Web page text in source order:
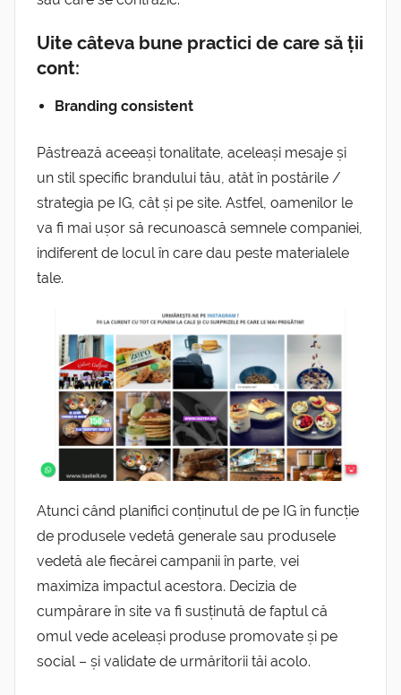
Uite câteva bune practici de care să ții
cont:
Branding consistent
Păstrează aceeași tonalitate, aceleași mesaje și
un stil specific brandului tău, atât în postările /
strategia pe IG, cât și pe site. Astfel, oamenilor le
va fi mai ușor să recunoască semnele companiei,
indiferent de locul în care dau peste materialele
tale.
Atunci când planifici conținutul de pe IG în funcție
de produsele vedetă generale sau produsele
vedetă ale fiecărei campanii în parte, vei
maximiza impactul acestora. Decizia de
cumpărare în site va fi susținută de faptul că
omul vede aceleași produse promovate și pe
social – și validate de urmăritorii tăi acolo.